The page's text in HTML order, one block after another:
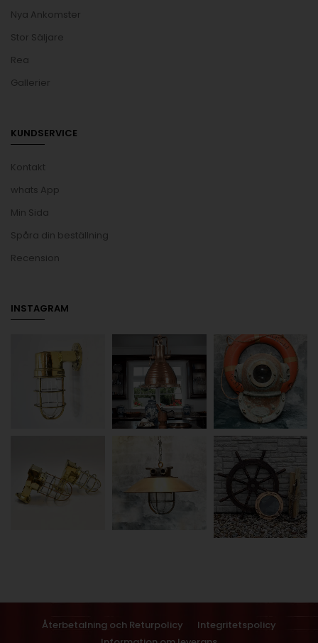
Nya Ankomster
Stor Säljare
Rea
Gallerier
KUNDSERVICE
Kontakt
whats App
Min Sida
Spåra din beställning
Recension
INSTAGRAM
Återbetalning och Returpolicy
Integritetspolicy